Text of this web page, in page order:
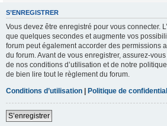
S’ENREGISTRER
Vous devez être enregistré pour vous connecter.
que quelques secondes et augmente vos
forum peut également accorder des permissions
du forum. Avant de vous enregistrer, assurez-
de nos conditions d’utilisation et de notre
de bien lire tout le règlement du forum.
Conditions d’utilisation | Politique de
S’enregistrer